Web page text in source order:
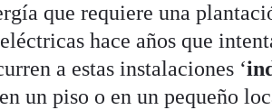
que requiere una
hace años que
a estas instalaciones ‘
un piso o en un pequeño